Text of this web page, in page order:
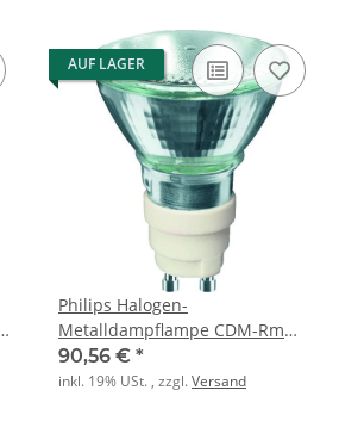
AUF LAGER
Philips Halogen-
Metalldampflampe CDM-Rm
Elite Mini 35W 930 GX10 MR16
25D
90,56 € *
inkl. 19% USt. , zzgl.Versand